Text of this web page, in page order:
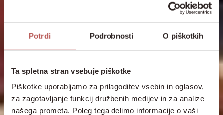
Potrdi Podrobnosti O piškotkih
Ta spletna stran vsebuje piškotke
Piškotke uporabljamo za prilagoditev vsebin in oglasov,
za zagotavljanje funkcij družbenih medijev in za analize
našega prometa. Poleg tega delimo informacije o vaši